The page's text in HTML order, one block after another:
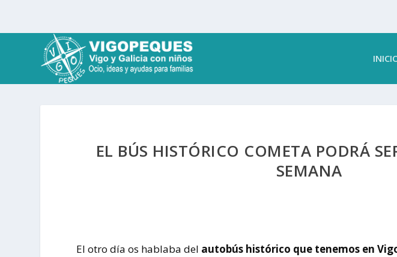
EL BÚS HISTÓRICO COMETA PODRÁ
SEMANA
El otro día os hablaba del autobús histórico que tenemos en